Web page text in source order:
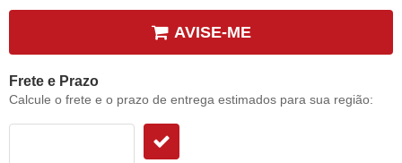
AVISE-ME
Frete e Prazo
Calcule o frete e o prazo de entrega estimados para sua região: